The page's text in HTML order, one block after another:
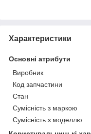
Характеристики
Основні атрибути
Виробник
Код запчастини
Стан
Сумісність з маркою
Сумісність з моделлю